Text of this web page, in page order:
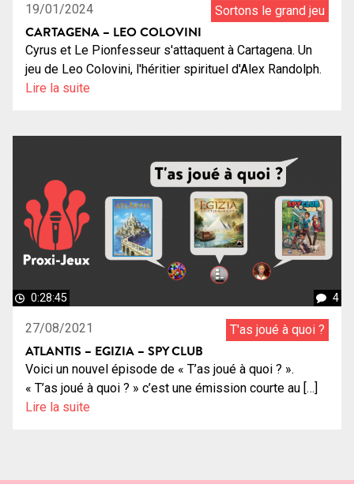
19/01/2024 Sortons le grand jeu
CARTAGENA – LEO COLOVINI
Cyrus et Le Pionfesseur s'attaquent à Cartagena. Un
jeu de Leo Colovini, l'héritier spirituel d'Alex Randolph.
Lire la suite
0:28:45 4
27/08/2021 T'as joué à quoi ?
ATLANTIS – EGIZIA – SPY CLUB
Voici un nouvel épisode de « T’as joué à quoi ? ».
« T’as joué à quoi ? » c’est une émission courte au […]
Lire la suite